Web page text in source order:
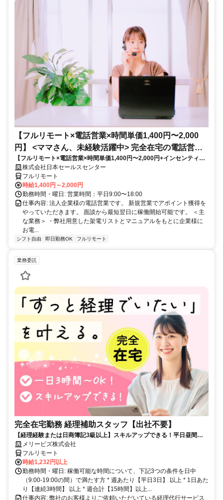
【フルリモート×電話営業×時間単価1,400円〜2,000
円】 <ママさん、未経験活躍中> 完全在宅の電話営業
で家庭と仕事の両立を実現
【フルリモート×電話営業×時間単価1,400円〜2,000円+インセンティブ
あり】 ＜ママさん、未経験活躍中＞ 完全在宅の電話営業で家庭と仕事の
両立を実現
株式会社日本セールスセンター
フルリモート
時給1,400円～2,000円
勤務時間・曜日: 営業時間：平日9:00〜18:00
仕事内容: 法人企業様の電話営業です。 新規営業でアポイント獲得を
やっていただきます。 面談から最短翌日に稼働開始可能です。 ＜主
な業務＞ ・弊社用意した架電リストとマニュアルをもとに企業様に
お電...
シフト自由 即日勤務OK フルリモート
業務委託
完全在宅勤務 経理補助スタッフ【出社不要】
【経理経験または日商簿記3級以上】スキルアップできる！平日昼間３h
～。完全在宅で育児・介護中の方も大歓迎♪
メリービズ株式会社
フルリモート
時給1,232円以上
勤務時間・曜日: 稼働可能な時間について、下記3つの条件を日中
（9:00-19:00の間）で満たす方 * 週あたり【平日3日】 以上 * 1日あた
り【連続3時間】 以上 * 週合計【15時間】以上...
仕事内容: 弊社のお客様よりご依頼いただいている経理代行サービス